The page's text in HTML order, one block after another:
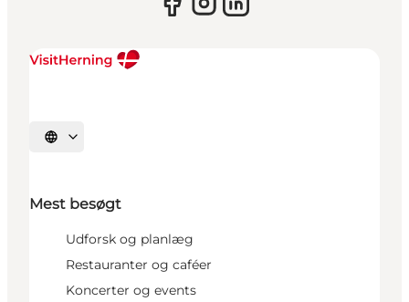
Vælg sprog
Mest besøgt
Udforsk og planlæg
Restauranter og caféer
Koncerter og events